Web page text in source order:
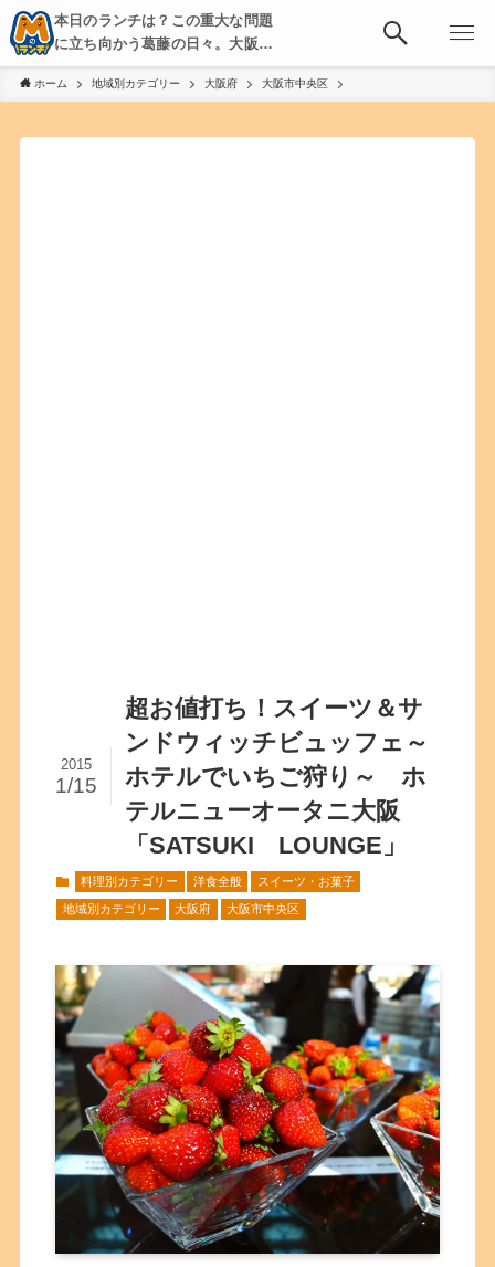
本日のランチは？この重大な問題
に立ち向かう葛藤の日々。大阪・
京都・神戸を中心とした食べ歩
き、飲み歩きを綴る。
ホーム 地域別カテゴリー 大阪府 大阪市中央区
超お値打ち！スイーツ＆サ
ンドウィッチビュッフェ～
ホテルでいちご狩り～ ホ
テルニューオータニ大阪
「SATSUKI LOUNGE」
2015
1/15
料理別カテゴリー 洋食全般 スイーツ・お菓子
地域別カテゴリー 大阪府 大阪市中央区